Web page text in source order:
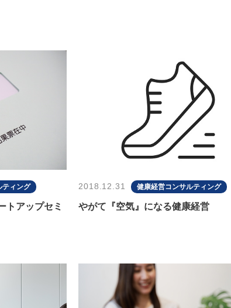
ティング
トアップセミ
2018.12.31 健康経営コンサルティング
やがて『空気』になる健康経営